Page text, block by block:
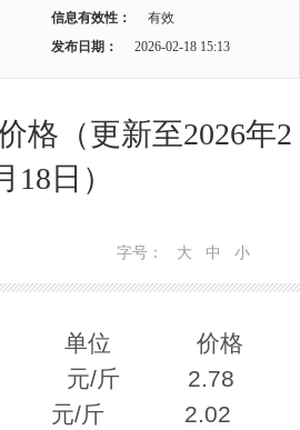
信息有效性：
有效
发布日期： 2026-02-18 15:13
格（更新至2026年2
18日）
字号： 大 中 小
格 单位 价格
元/斤 2.78
元/斤 2.02